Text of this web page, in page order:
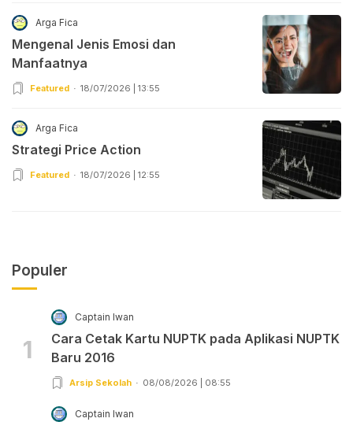
Arga Fica
Mengenal Jenis Emosi dan
Manfaatnya
Featured 18/07/2026 | 13:55
Arga Fica
Strategi Price Action
Featured 18/07/2026 | 12:55
Populer
1
Captain Iwan
Cara Cetak Kartu NUPTK pada Aplikasi NUPTK
Baru 2016
Arsip Sekolah 08/08/2026 | 08:55
Captain Iwan